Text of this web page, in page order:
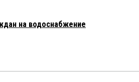
на водоснабжение